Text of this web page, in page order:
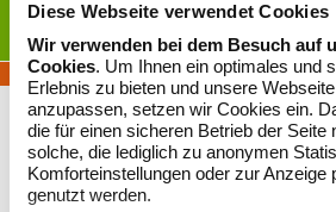
Diese Webseite verwendet Cookies
Wir verwenden bei dem Besuch auf
Cookies. Um Ihnen ein optimales und
Erlebnis zu bieten und unsere
anzupassen, setzen wir Cookies ein.
die für einen sicheren Betrieb der Seite
solche, die lediglich zu anonymen
Komforteinstellungen oder zur Anzeige
genutzt werden.
ALTERNATIVE MEDIZIN